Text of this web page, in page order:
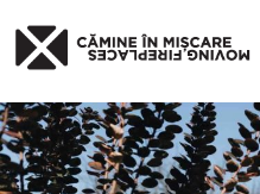
Published
inFestival MF – zi 1